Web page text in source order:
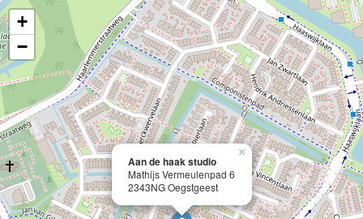
Aan de haak studio
Mathijs Vermeulenpad 6
2343NG Oegstgeest
×
+
−